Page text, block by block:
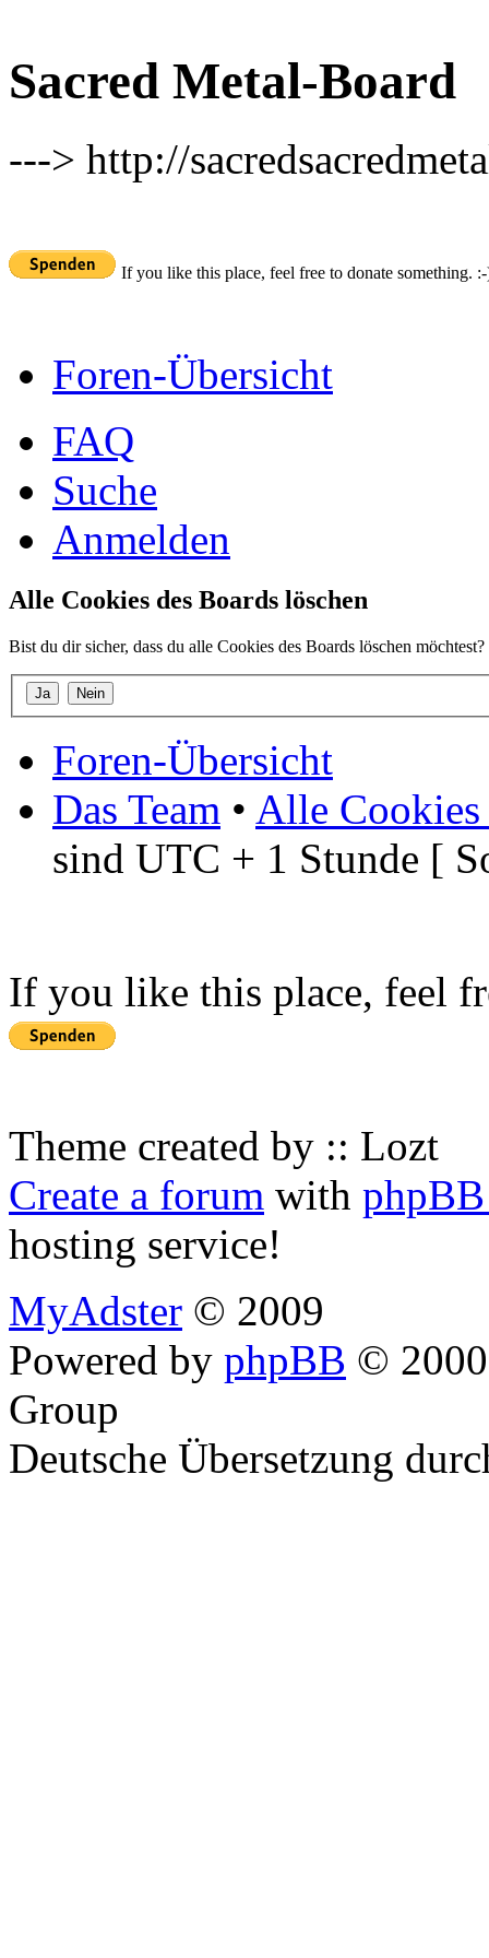
Sacred Metal-Board
---> http://
If you like this place, feel free to donate something.
Foren-Übersicht
FAQ
Suche
Anmelden
Alle Cookies des Boards löschen
Bist du dir sicher, dass du alle Cookies des Boards löschen möchtest?
Foren-Übersicht
Das Team • Alle Cookies
sind UTC + 1 Stunde [
If you like this place, feel
Theme created by :: Lozt
Create a forum with
hosting service!
MyAdster © 2009
Powered by phpBB ©
Group
Deutsche Übersetzung